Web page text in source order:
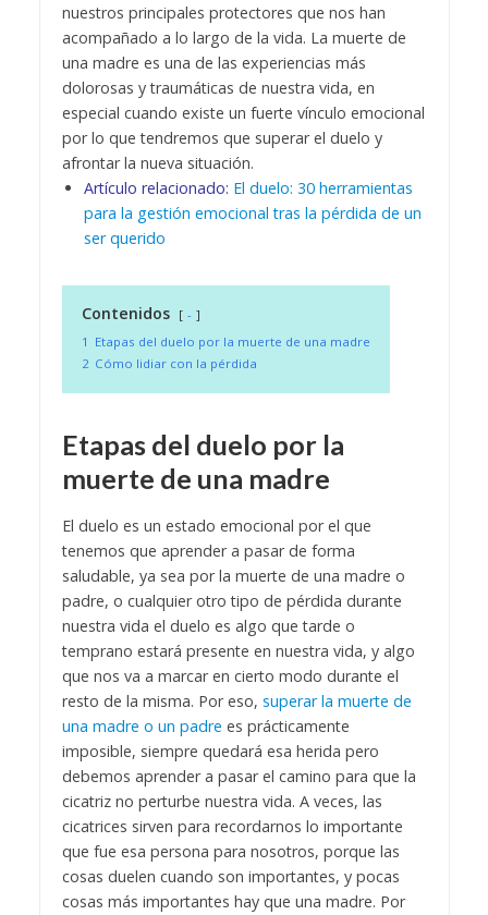
nuestros principales protectores que nos han
acompañado a lo largo de la vida. La muerte de
una madre es una de las experiencias más
dolorosas y traumáticas de nuestra vida, en
especial cuando existe un fuerte vínculo emocional
por lo que tendremos que superar el duelo y
afrontar la nueva situación.
Artículo relacionado: El duelo: 30 herramientas
para la gestión emocional tras la pérdida de un
ser querido
Contenidos
-
1 Etapas del duelo por la muerte de una madre
2 Cómo lidiar con la pérdida
Etapas del duelo por la
muerte de una madre
El duelo es un estado emocional por el que
tenemos que aprender a pasar de forma
saludable, ya sea por la muerte de una madre o
padre, o cualquier otro tipo de pérdida durante
nuestra vida el duelo es algo que tarde o
temprano estará presente en nuestra vida, y algo
que nos va a marcar en cierto modo durante el
resto de la misma. Por eso, superar la muerte de
una madre o un padre es prácticamente
imposible, siempre quedará esa herida pero
debemos aprender a pasar el camino para que la
cicatriz no perturbe nuestra vida. A veces, las
cicatrices sirven para recordarnos lo importante
que fue esa persona para nosotros, porque las
cosas duelen cuando son importantes, y pocas
cosas más importantes hay que una madre. Por